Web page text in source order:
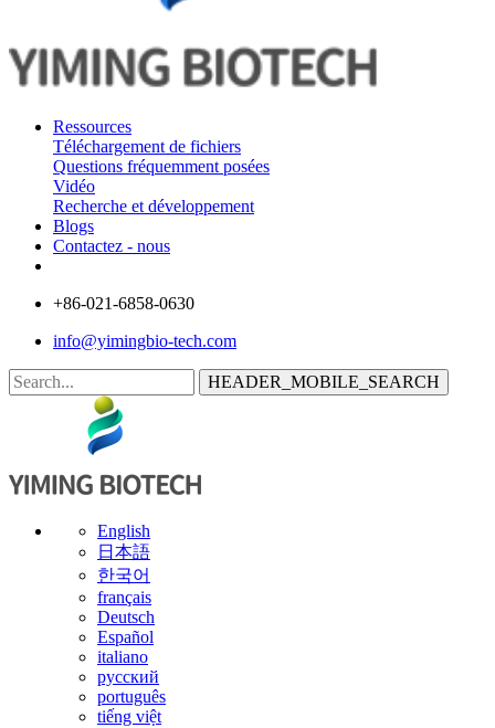
Ressources
Téléchargement de fichiers
Questions fréquemment posées
Vidéo
Recherche et développement
Blogs
Contactez - nous
+86-021-6858-0630
info@yimingbio-tech.com
HEADER_MOBILE_SEARCH
English
日本語
한국어
français
Deutsch
Español
italiano
русский
português
tiếng việt